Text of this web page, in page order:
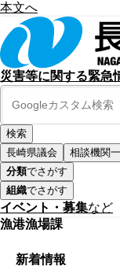
本文へ
災害等に関する緊急
長崎県議会
相談機関
分類でさがす
組織でさがす
イベント・募集など
漁港漁場課
新着情報